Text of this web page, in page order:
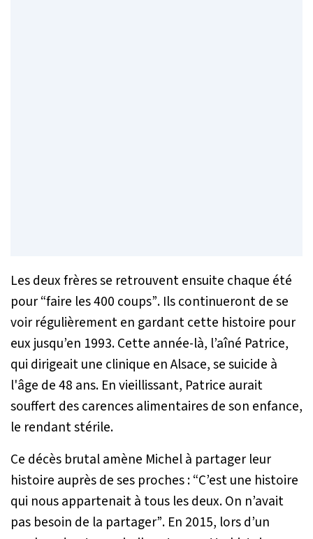
Les deux frères se retrouvent ensuite chaque été
pour“faire les 400 coups”. Ils continueront de se
voir régulièrement en gardant cette histoire pour
eux jusqu’en 1993. Cette année-là, l’aîné Patrice,
qui dirigeait une clinique en Alsace, se suicide à
l'âge de 48 ans. En vieillissant, Patrice aurait
souffert des carences alimentaires de son enfance,
le rendant stérile.
Ce décès brutal amène Michel à partager leur
histoire auprès de ses proches :“C’est une histoire
qui nous appartenait à tous les deux. On n’avait
pas besoin de la partager”. En 2015, lors d’un